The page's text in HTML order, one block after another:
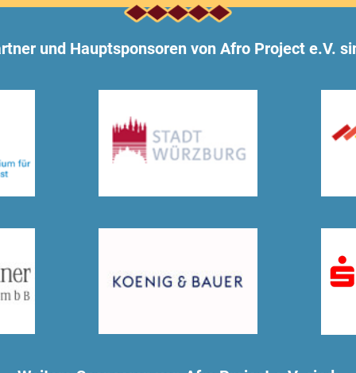
und Hauptsponsoren von Afro Project e.V.